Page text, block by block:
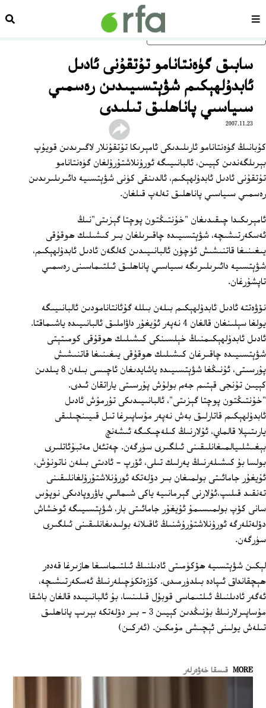
ئاساسلىق مەزمۇنغا ئاتلاڭسەھىپە
سابىق گۈەنتانامو تۇتقۇنى ئادىل
ئابدۇلھېكىم شۋېتسىيىدىن رەسمىي
سىياسىي پاناھلىق تىلىدى
2007.11.23
كۇبانىڭ گۈەنتانامو ئارىلىدىكى ئامېرىكا تۇتقۇنلار لاگىرىدىن قويۇپ
بېرىلگەندىن كېيىن، ئالبانىيىگە ئورۇنلاشتۇرۇلغان گۈەنتانامو
تۇتقۇنى ئادىل ئابدۇلھېكىم، ئالدىنقى كۈنى شۋېتسىيە دائىرىلىرىدىن
رەسمىي سىياسىي پاناھلىق تەلەپ قىلغان.
ئامېرىكىدا چىقىدىغان "خۇنتىڭتون پوچتا گېزىتى"نىڭ
ئەسكەرتىشىچە، شۋېتسىيىدە چاقىرىلغان بىر كىشىلىك ھوقۇقى
يىغىنىغا قاتنىشىش ئۈچۈن ئالبانىيىدىن كەلگەن ئادىل ئابدۇلھېكىم،
شۋېتسىيە دائىرىلىرىگە سىياسىي پاناھلىق ئىلتىماسىنى رەسمىي
تاپشۇرغان.
نۆۋەتتە ئادىل ئابدۇلھېكىم بىلەن بىللە گۇئانتانامودىن ئالبانىيىگە
يولغا سېلىنغان قالغان 4 نەپەر ئۇيغۇر داۋاملىق ئالبانىيىدە ياشىماقتا.
ئادىل ئابدۇلھېكىمنىڭ خېلسىنكى كىشىلىك ھوقۇقى كومىتېتى
شۋېتسىيىدە چاقىرغان كىشىلىك ھوقۇقى يىغىنىغا قاتنىشىش
پۇرسىتى، ئۇنىڭغا شۋېتسىيىدە ياشايدىغان ئاچىسى بىلەن 8 يىلدىن
كېيىن تۇنجى قېتىم جەم بولۇش پۇرسىتى ياراتقان ئىدى.
"خۇنتىڭتون پوچتا گېزىتى"، ئالبانىيىدىكى تۇرمۇش ئادىل
ئابدۇلھېكىم قاتارلىق بەش نەپەر مۇساپىرغا تىل قىيىنچىلىقى
يارىتىپلا قالماي، ئۇلارنىڭ كىلەچىكىگە ئىشەنچ
بېغىشلىيالمىغانلىقىنى ئىلگىرى سۈرگەن. چەتئەل مەتبۇئاتلىرى
بولسا بۇ كىشىلەرنىڭ يەرلىك تىلى، ئۆرپ - ئادىتى بىلەن ناتونۇش،
ئۇيغۇر جامائىتى بولمىغان بىر دۆلەتكە ئورۇنلاشتۇرۇلغانلىقىنى
تەنقىد قىلىپ،ئۇلارنى گېرمانىيە ياكى شىمالىي ياۋروپادىكى نوپۇس
سانى كۆپ بولمىسىمۇ ئۇيغۇر جامائىتى بار، شۋېتسىيىگە ئوخشاش
دۆلەتلەرگە ئورۇنلاشتۇرۇشنىڭ ئاقىلانە بولىدىغانلىقىنى ئىلگىرى
سۈرگەن.
لېكىن شۋېتسىيە ھۆكۈمىتى ئادىلنىڭ ئىلتىماسىغا ھازىرغا قەدەر
ھېچقانداق ئىپادە بىلدۈرمىدى. كۆزەتكۈچىلەرنىڭ ئەسكەرتىشىچە،
ئەگەر ئادىلنىڭ ئىلتىماسى قوبۇل قىلىنسا، بۇ ئالبانىيىدە قالغان باشقا
مۇساپىرلارنىڭ بۇنىڭدىن كېيىن 3 - بىر دۆلەتكە بېرىپ پاناھلىق
تىلەش يولىنى ئېچىشى مۇمكىن. (ئەركىن)
MORE قىسقا خەۋەرلەر